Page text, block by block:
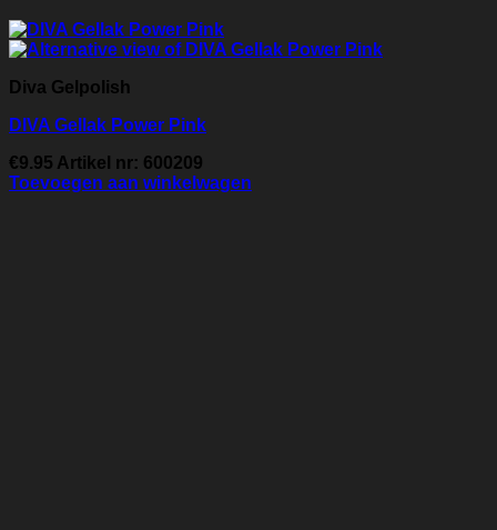
Diva Gelpolish
DIVA Gellak Power Pink
€9.95 Artikel nr: 600209
Toevoegen aan winkelwagen